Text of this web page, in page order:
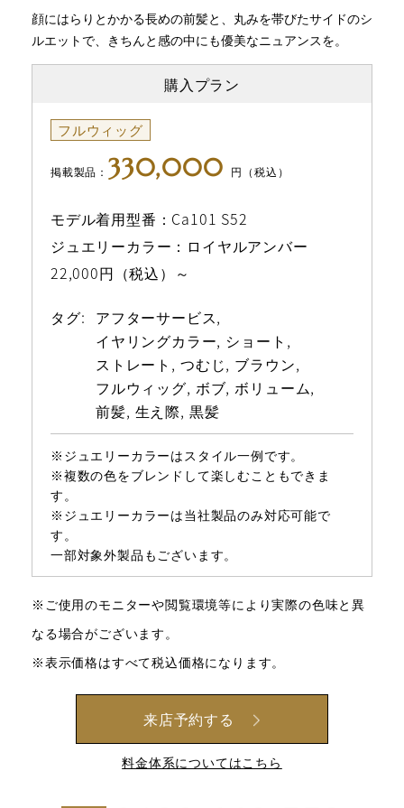
顔にはらりとかかる長めの前髪と、丸みを帯びたサイドのシ
ルエットで、きちんと感の中にも優美なニュアンスを。
購入プラン
フルウィッグ
掲載製品： 330,000 円（税込）
モデル着用型番：Ca101 S52
ジュエリーカラー：ロイヤルアンバー
22,000円（税込）～
タグ: アフターサービス
イヤリングカラー ショート
ストレート
つむじ ブラウン
フルウィッグ ボブ ボリューム
前髪 生え際 黒髪
※ジュエリーカラーはスタイル一例です。
※複数の色をブレンドして楽しむこともできま
す。
※ジュエリーカラーは当社製品のみ対応可能で
す。
一部対象外製品もございます。
※ご使用のモニターや閲覧環境等により実際の色味と異
なる場合がございます。
※表示価格はすべて税込価格になります。
来店予約する
料金体系についてはこちら